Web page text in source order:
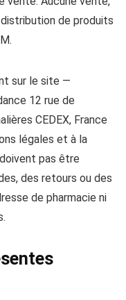
de produits
sur le site —
12 rue de
CEDEX, France
légales et à la
pas être
des retours ou des
de pharmacie ni